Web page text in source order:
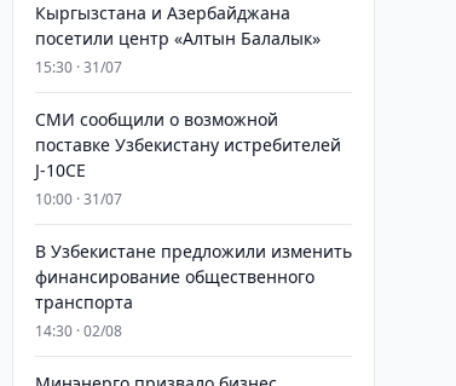
Кыргызстана и Азербайджана
посетили центр «Алтын Балалык»
15:30 · 31/07
СМИ сообщили о возможной
поставке Узбекистану истребителей
J-10CE
10:00 · 31/07
В Узбекистане предложили изменить
финансирование общественного
транспорта
14:30 · 02/08